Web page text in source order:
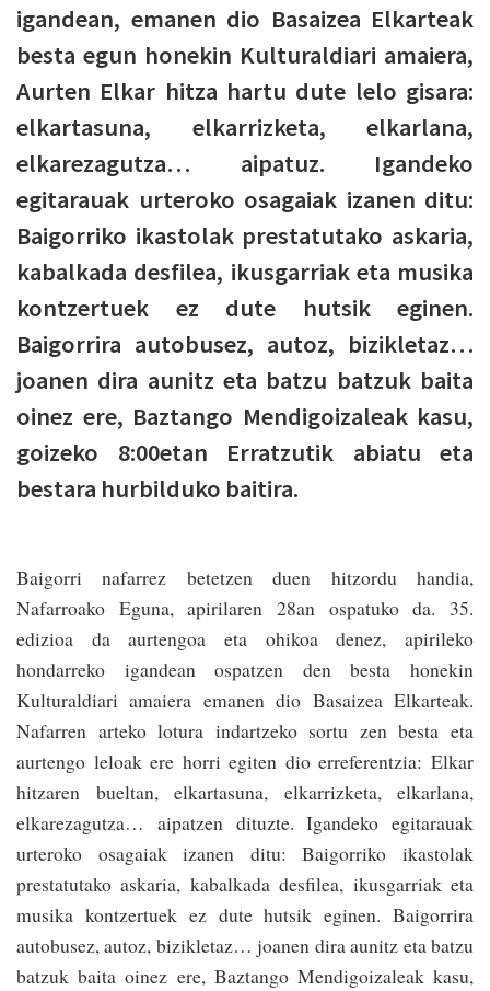
igandean, emanen dio Basaizea Elkarteak
besta egun honekin Kulturaldiari amaiera,
Aurten Elkar hitza hartu dute lelo gisara:
elkartasuna, elkarrizketa, elkarlana,
elkarezagutza… aipatuz. Igandeko
egitarauak urteroko osagaiak izanen ditu:
Baigorriko ikastolak prestatutako askaria,
kabalkada desfilea, ikusgarriak eta musika
kontzertuek ez dute hutsik eginen.
Baigorrira autobusez, autoz, bizikletaz…
joanen dira aunitz eta batzu batzuk baita
oinez ere, Baztango Mendigoizaleak kasu,
goizeko 8:00etan Erratzutik abiatu eta
bestara hurbilduko baitira.
Baigorri nafarrez betetzen duen hitzordu handia,
Nafarroako Eguna, apirilaren 28an ospatuko da. 35.
edizioa da aurtengoa eta ohikoa denez, apirileko
hondarreko igandean ospatzen den besta honekin
Kulturaldiari amaiera emanen dio Basaizea Elkarteak.
Nafarren arteko lotura indartzeko sortu zen besta eta
aurtengo leloak ere horri egiten dio erreferentzia: Elkar
hitzaren bueltan, elkartasuna, elkarrizketa, elkarlana,
elkarezagutza… aipatzen dituzte. Igandeko egitarauak
urteroko osagaiak izanen ditu: Baigorriko ikastolak
prestatutako askaria, kabalkada desfilea, ikusgarriak eta
musika kontzertuek ez dute hutsik eginen. Baigorrira
autobusez, autoz, bizikletaz… joanen dira aunitz eta batzu
batzuk baita oinez ere, Baztango Mendigoizaleak kasu,